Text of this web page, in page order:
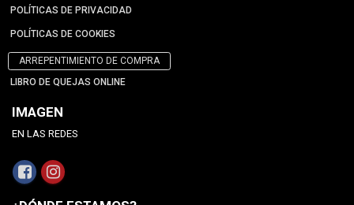
POLÍTICAS DE PRIVACIDAD
POLÍTICAS DE COOKIES
ARREPENTIMIENTO DE COMPRA
LIBRO DE QUEJAS ONLINE
IMAGEN
EN LAS REDES